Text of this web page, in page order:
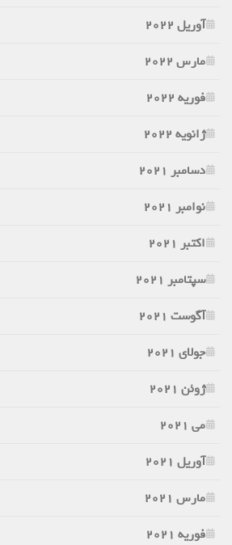
آوریل 2022
مارس 2022
فوریه 2022
ژانویه 2022
دسامبر 2021
نوامبر 2021
اکتبر 2021
سپتامبر 2021
آگوست 2021
جولای 2021
ژوئن 2021
می 2021
آوریل 2021
مارس 2021
فوریه 2021